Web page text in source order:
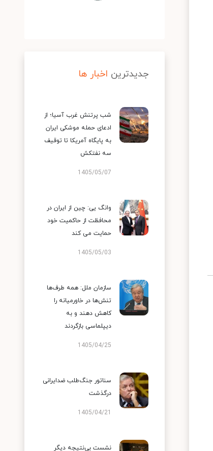
جدیدترین اخبار ها
شب پرتنش غرب آسیا؛ از
ادعای حمله موشکی ایران
به پایگاه آمریکا تا توقیف
سه نفتکش
1405/05/07
وانگ یی: چین از ایران در
محافظت از حاکمیت خود
حمایت می کند
1405/05/03
سازمان ملل: همه طرف‌ها
تنش‌ها در خاورمیانه را
کاهش دهند و به
دیپلماسی بازگردند
1405/04/25
سناتور جنگ‌طلب ضدایرانی
درگذشت
1405/04/21
نشست بی‌نتیجه دیگر